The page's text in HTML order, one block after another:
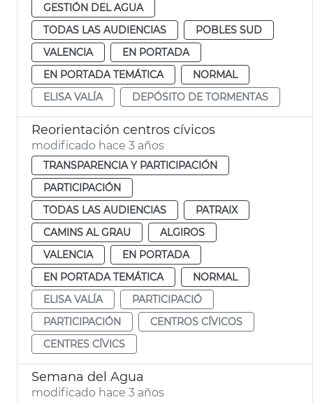
GESTIÓN DEL AGUA
TODAS LAS AUDIENCIAS
POBLES SUD
VALENCIA
EN PORTADA
EN PORTADA TEMÁTICA
NORMAL
ELISA VALÍA
DEPÓSITO DE TORMENTAS
Reorientación centros cívicos
modificado hace 3 años
TRANSPARENCIA Y PARTICIPACIÓN
PARTICIPACIÓN
TODAS LAS AUDIENCIAS
PATRAIX
CAMINS AL GRAU
ALGIROS
VALENCIA
EN PORTADA
EN PORTADA TEMÁTICA
NORMAL
ELISA VALÍA
PARTICIPACIÓ
PARTICIPACIÓN
CENTROS CÍVICOS
CENTRES CÍVICS
Semana del Agua
modificado hace 3 años